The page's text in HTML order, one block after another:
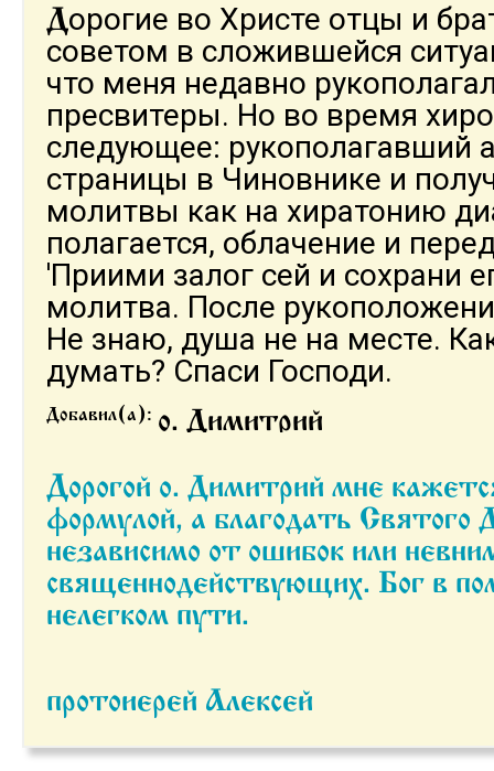
Д орогие во Христе отцы и
советом в сложившейся
что меня недавно
пресвитеры. Но во время
следующее: рукополагавший
страницы в Чиновнике и
молитвы как на хиратонию
полагается, облачение и
'Приими залог сей и сохрани
молитва. После
Не знаю, душа не на месте.
думать? Спаси Господи.
Добавил(а): о. Димитрий
Дорогой о. Димитрий мне кажется формула
формулой, а благодать Святого
независимо от ошибок или
священнодействующих. Бог в
нелегком пути.
протоиерей Алексей